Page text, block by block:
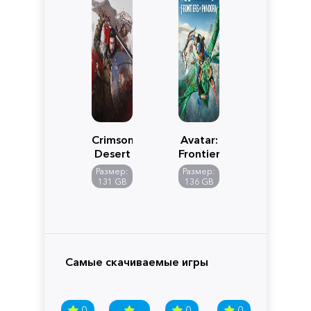
Crimson
Desert
Размер:
131 GB
Avatar:
Frontiers
of
Pandora
Размер:
136 GB
Самые скачиваемые игры